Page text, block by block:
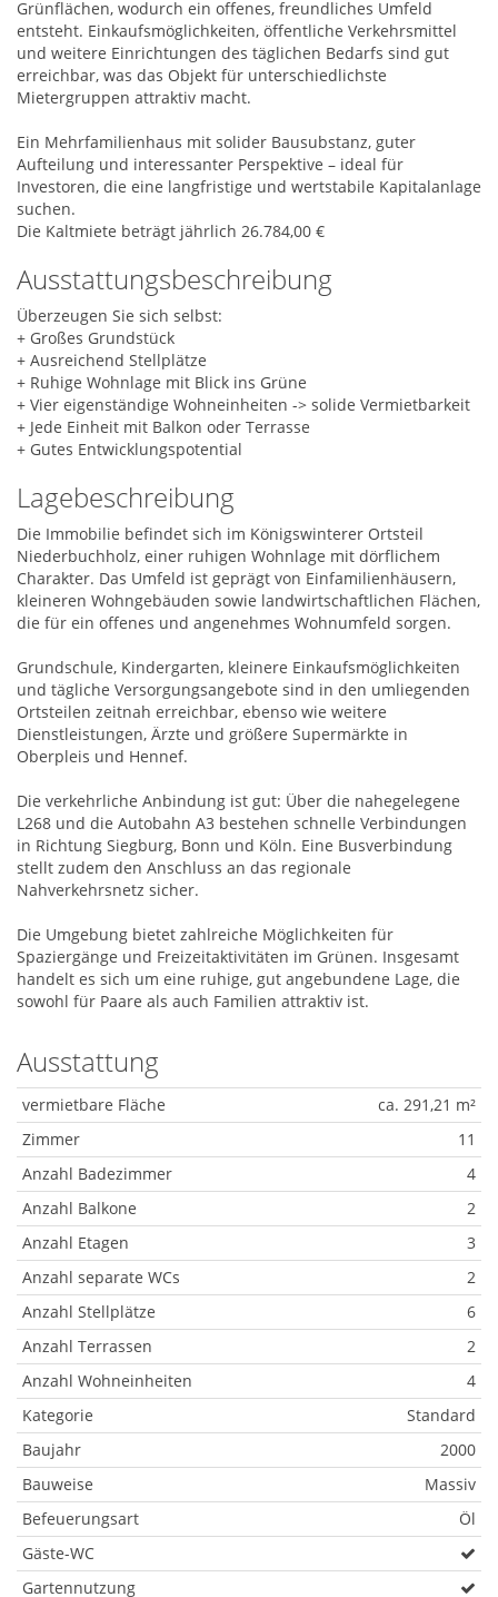
Grünflächen, wodurch ein offenes, freundliches Umfeld
entsteht. Einkaufsmöglichkeiten, öffentliche Verkehrsmittel
und weitere Einrichtungen des täglichen Bedarfs sind gut
erreichbar, was das Objekt für unterschiedlichste
Mietergruppen attraktiv macht.
Ein Mehrfamilienhaus mit solider Bausubstanz, guter
Aufteilung und interessanter Perspektive – ideal für
Investoren, die eine langfristige und wertstabile Kapitalanlage
suchen.
Die Kaltmiete beträgt jährlich 26.784,00 €
Ausstattungsbeschreibung
Überzeugen Sie sich selbst:
+ Großes Grundstück
+ Ausreichend Stellplätze
+ Ruhige Wohnlage mit Blick ins Grüne
+ Vier eigenständige Wohneinheiten -> solide Vermietbarkeit
+ Jede Einheit mit Balkon oder Terrasse
+ Gutes Entwicklungspotential
Lagebeschreibung
Die Immobilie befindet sich im Königswinterer Ortsteil
Niederbuchholz, einer ruhigen Wohnlage mit dörflichem
Charakter. Das Umfeld ist geprägt von Einfamilienhäusern,
kleineren Wohngebäuden sowie landwirtschaftlichen Flächen,
die für ein offenes und angenehmes Wohnumfeld sorgen.
Grundschule, Kindergarten, kleinere Einkaufsmöglichkeiten
und tägliche Versorgungsangebote sind in den umliegenden
Ortsteilen zeitnah erreichbar, ebenso wie weitere
Dienstleistungen, Ärzte und größere Supermärkte in
Oberpleis und Hennef.
Die verkehrliche Anbindung ist gut: Über die nahegelegene
L268 und die Autobahn A3 bestehen schnelle Verbindungen
in Richtung Siegburg, Bonn und Köln. Eine Busverbindung
stellt zudem den Anschluss an das regionale
Nahverkehrsnetz sicher.
Die Umgebung bietet zahlreiche Möglichkeiten für
Spaziergänge und Freizeitaktivitäten im Grünen. Insgesamt
handelt es sich um eine ruhige, gut angebundene Lage, die
sowohl für Paare als auch Familien attraktiv ist.
Ausstattung
vermietbare Fläche
ca. 291,21 m²
Zimmer
11
Anzahl Badezimmer
4
Anzahl Balkone
2
Anzahl Etagen
3
Anzahl separate WCs
2
Anzahl Stellplätze
6
Anzahl Terrassen
2
Anzahl Wohneinheiten
4
Kategorie
Standard
Baujahr
2000
Bauweise
Massiv
Befeuerungsart
Öl
Gäste-WC
Gartennutzung